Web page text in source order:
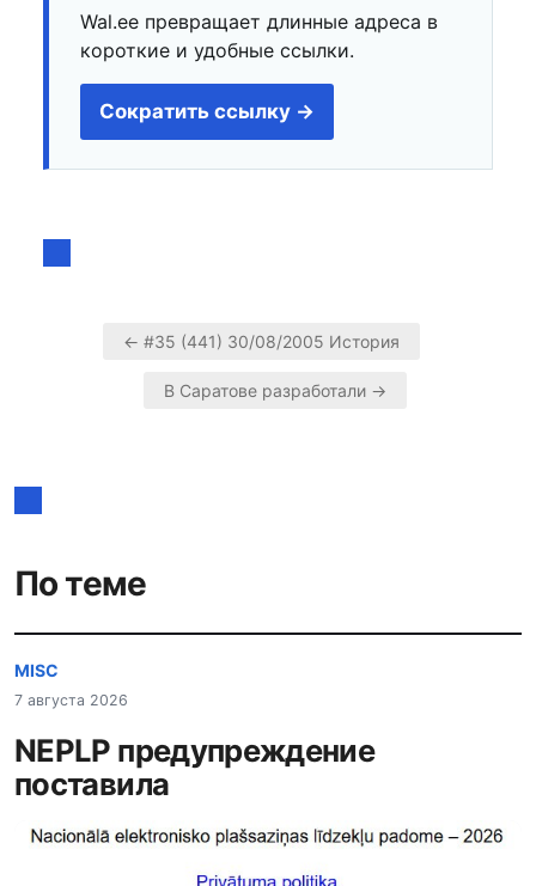
Wal.ee превращает длинные адреса в
короткие и удобные ссылки.
Сократить ссылку →
Навигация
← #35 (441) 30/08/2005 История
В Саратове разработали →
По теме
MISC
7 августа 2026
NEPLP предупреждение
поставила